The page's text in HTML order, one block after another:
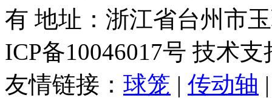
有 地址：浙江省台州市
ICP备10046017号 技术支
友情链接： 球笼 | 传动轴